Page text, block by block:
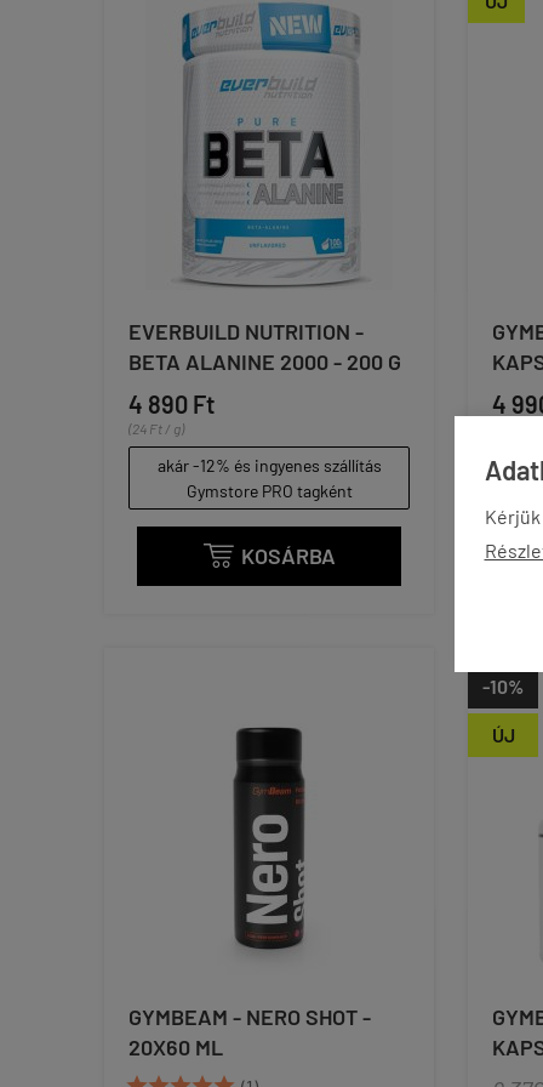
EVERBUILD NUTRITION -
BETA ALANINE 2000 - 200 G
4 890 Ft
(24 Ft / g)
akár -12% és ingyenes szállítás
Gymstore PRO tagként
 KOSÁRBA
4
GYMBEAM - NERO SHOT -
20X60 ML
ÚJ
-10%